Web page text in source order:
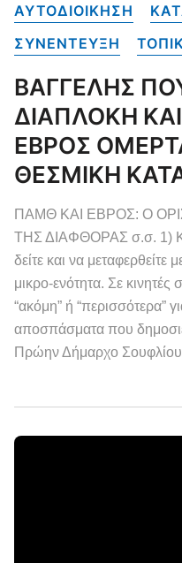
ΑΥΤΟΔΙΟΙΚΗΣΗ
ΣΥΝΕΝΤΕΥΞΗ
ΒΑΓΓΕΛΗΣ
ΔΙΑΠΛΟΚΗ
ΕΒΡΟΣ
ΘΕΣΜΙΚΗ
ΠΑΜΘ ΚΑΙ ΕΒΡΟΣ: Ο
ΤΗΣ ΔΙΑΦΘΟΡΑΣ σ.σ. 1)
δείτε και να μεταφερθείτε
μικρο-ενότητα. Σε κινητές
“ακόμη” ή “περισσότερα”
αποσπάσματα που
Πρώην Δήμαρχο